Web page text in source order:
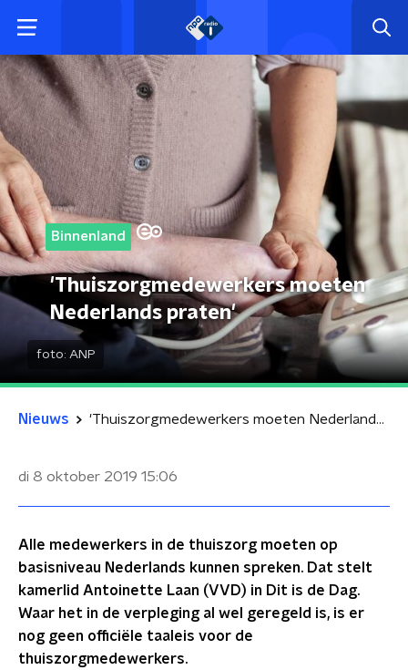
Binnenland
'Thuiszorgmedewerkers moeten
Nederlands praten'
foto: ANP
Nieuws 'Thuiszorgmedewerkers moeten Nederlands praten'
di 8 oktober 2019 15:06
Alle medewerkers in de thuiszorg moeten op
basisniveau Nederlands kunnen spreken. Dat stelt
kamerlid Antoinette Laan (VVD) in Dit is de Dag.
Waar het in de verpleging al wel geregeld is, is er
nog geen officiële taaleis voor de
thuiszorgmedewerkers.